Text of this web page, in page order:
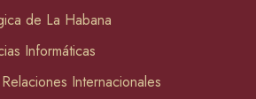
de La Habana
Informáticas
Internacionales